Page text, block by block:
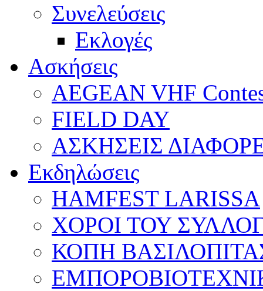
Συνελεύσεις
Εκλογές
Ασκήσεις
AEGEAN VHF
FIELD DAY
ΑΣΚΗΣΕΙΣ
Εκδηλώσεις
HAMFEST LARISSA
ΧΟΡΟΙ ΤΟΥ
ΚΟΠΗ